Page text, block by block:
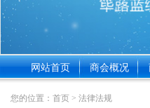
网站首页 商会概况
您的位置： 首页 > 法律法规